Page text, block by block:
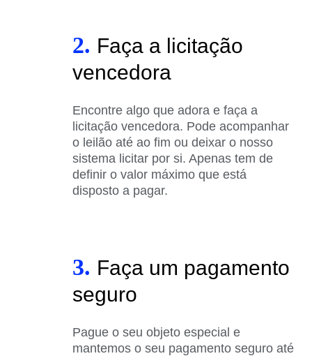
2. Faça a licitação
vencedora
Encontre algo que adora e faça a
licitação vencedora. Pode acompanhar
o leilão até ao fim ou deixar o nosso
sistema licitar por si. Apenas tem de
definir o valor máximo que está
disposto a pagar.
3. Faça um pagamento
seguro
Pague o seu objeto especial e
mantemos o seu pagamento seguro até